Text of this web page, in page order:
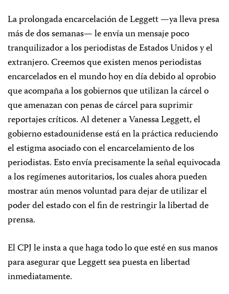
La prolongada encarcelación de Leggett —ya lleva presa
más de dos semanas— le envía un mensaje poco
tranquilizador a los periodistas de Estados Unidos y el
extranjero. Creemos que existen menos periodistas
encarcelados en el mundo hoy en día debido al oprobio
que acompaña a los gobiernos que utilizan la cárcel o
que amenazan con penas de cárcel para suprimir
reportajes críticos. Al detener a Vanessa Leggett, el
gobierno estadounidense está en la práctica reduciendo
el estigma asociado con el encarcelamiento de los
periodistas. Esto envía precisamente la señal equivocada
a los regímenes autoritarios, los cuales ahora pueden
mostrar aún menos voluntad para dejar de utilizar el
poder del estado con el fin de restringir la libertad de
prensa.
El CPJ le insta a que haga todo lo que esté en sus manos
para asegurar que Leggett sea puesta en libertad
inmediatamente.